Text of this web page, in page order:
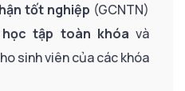
tốt nghiệp (GCNTN)
học tập toàn khóa và
sinh viên của các khóa